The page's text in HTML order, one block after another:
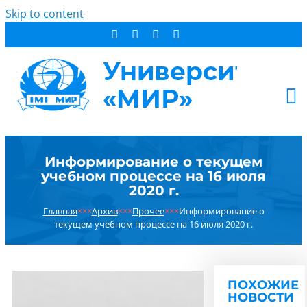
Skip to content
СТУДЕНТУ
ДОПОБРАЗОВАНИЕ
ОБ УНИВЕРСИТЕТЕ
НОВОСТИ
Информирование о текущем
учебном процессе на 16 июля
2020 г.
Главная×××Архив×××Прочее×××Информирование о
текущем учебном процессе на 16 июля 2020 г.
ПОХОЖИЕ
НОВОСТИ